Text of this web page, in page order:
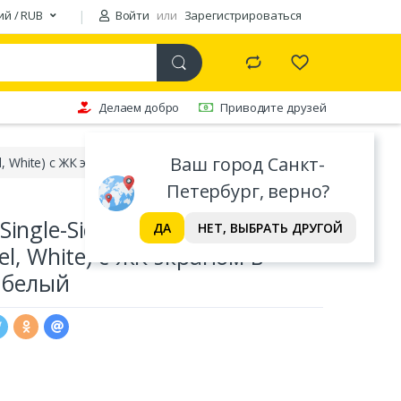
/ RUB Войти или Зарегистрироваться
Ваш город Санкт-
Петербург, верно?
ДА НЕТ, ВЫБРАТЬ ДРУГОЙ
Делаем добро Приводите друзей
White) с ЖК экраном в лицевой панели, белый
Side Display PC Case
White) с ЖК экраном в